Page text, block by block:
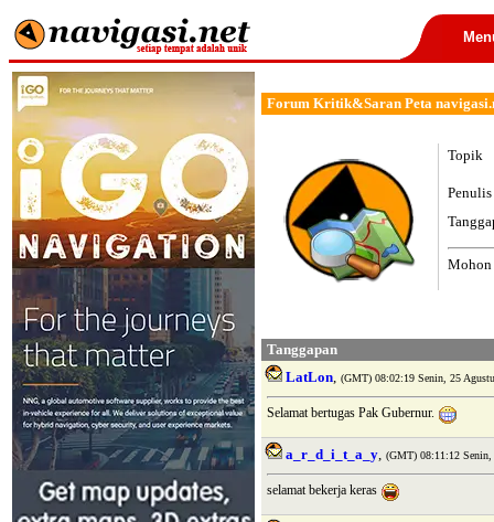
Forum Kritik&Saran Peta
Topik
Penulis
Mohon
Tanggapan
LatLon, (GMT) 08:02:19 Senin, 25
Selamat bertugas Pak Gubernur.
a_r_d_i_t_a_y, (GMT) 08:11:12 Senin,
selamat bekerja keras